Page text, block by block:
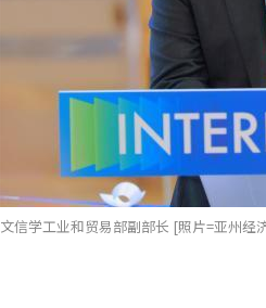
文信学工业和贸易部副部长 [照片=亚州经